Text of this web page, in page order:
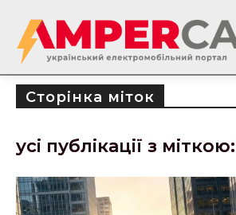
Сторінка міток
усі публікації з міткою: